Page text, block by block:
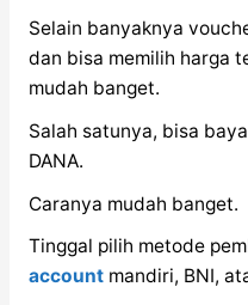
Selain banyaknya
dan bisa memilih harga
mudah banget.
Salah satunya, bisa
DANA.
Caranya mudah banget.
Tinggal pilih metode
accountmandiri, BNI,